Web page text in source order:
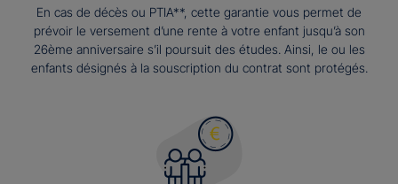
En cas de décès ou PTIA**, cette garantie vous permet de
prévoir le versement d’une rente à votre enfant jusqu’à son
26ème anniversaire s’il poursuit des études. Ainsi, le ou les
enfants désignés à la souscription du contrat sont protégés.